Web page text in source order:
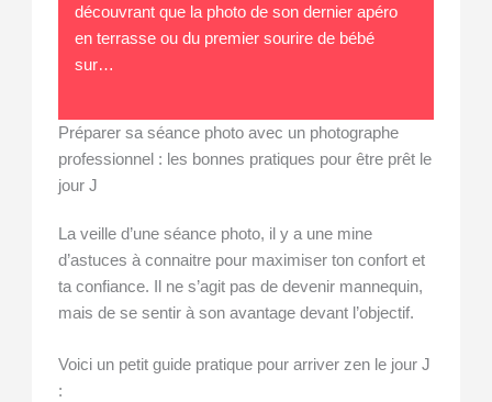
découvrant que la photo de son dernier apéro
en terrasse ou du premier sourire de bébé
sur…
Préparer sa séance photo avec un photographe
professionnel : les bonnes pratiques pour être prêt le
jour J
La veille d’une séance photo, il y a une mine
d’astuces à connaitre pour maximiser ton confort et
ta confiance. Il ne s’agit pas de devenir mannequin,
mais de se sentir à son avantage devant l’objectif.
Voici un petit guide pratique pour arriver zen le jour J
: